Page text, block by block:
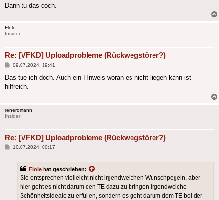
Dann tu das doch.
Flole
Insider
Re: [VFKD] Uploadprobleme (Rückwegstörer?)
Beitrag
09.07.2024, 19:41
Das tue ich doch. Auch ein Hinweis woran es nicht liegen kann ist
hilfreich.
reneromann
Insider
Re: [VFKD] Uploadprobleme (Rückwegstörer?)
Beitrag
10.07.2024, 00:17
Flole hat geschrieben:
Sie entsprechen vielleicht nicht irgendwelchen Wunschpegeln, aber
hier geht es nicht darum den TE dazu zu bringen irgendwelche
Schönheitsideale zu erfüllen, sondern es geht darum dem TE bei der